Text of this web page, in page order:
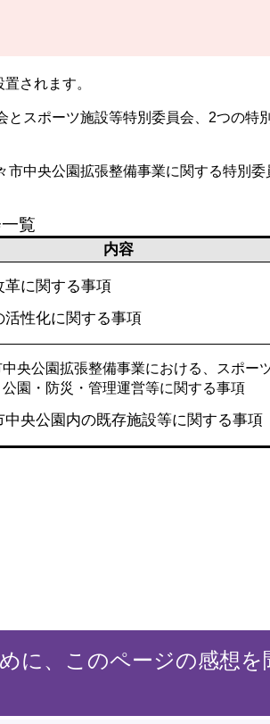
されます。
スポーツ施設等特別委員会、2つの特
中央公園拡張整備事業に関する特別委
覧
内容
革に関する事項
活性化に関する事項
中央公園拡張整備事業における、スポー
園・防災・管理運営等に関する事項
中央公園内の既存施設等に関する事項
に、このページの感想を